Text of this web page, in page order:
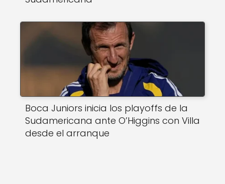
Boca Juniors inicia los playoffs de la
Sudamericana ante O’Higgins con Villa
desde el arranque